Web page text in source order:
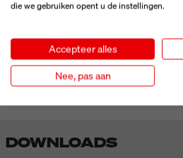
DOWNLOADS
die we gebruiken opent u de instellingen.
Accepteer alles
Nee, pas aan